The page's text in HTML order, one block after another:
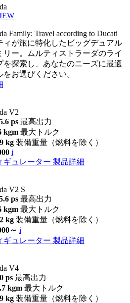
Family: Travel according to Ducati
ィが旅に特化したビッグデュアル
リー。ムルティストラーダのライ
を探索し、あなたのニーズに最適
をお選びください。
V2
ps 最高出力
kgm 最大トルク
kg 装備重量（燃料を除く）
i
ギュレーター 製品詳細
V2 S
ps 最高出力
kgm 最大トルク
kg 装備重量（燃料を除く）
～ i
ギュレーター 製品詳細
V4
ps 最高出力
kgm 最大トルク
kg 装備重量（燃料を除く）